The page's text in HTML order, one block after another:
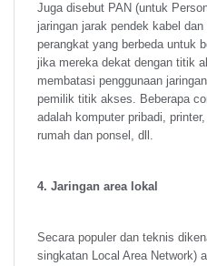
Juga disebut PAN (untuk
jaringan jarak pendek kabel
perangkat yang berbeda untuk
jika mereka dekat dengan titik
membatasi penggunaan
pemilik titik akses. Beberapa
adalah komputer pribadi,
rumah dan ponsel, dll.
4. Jaringan area lokal
Secara populer dan teknis
singkatan Local Area Network)